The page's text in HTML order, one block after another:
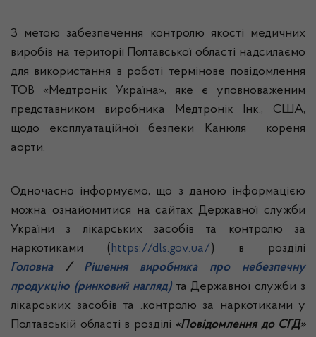
З метою забезпечення контролю якості медичних
виробів на території Полтавської області надсилаємо
для використання в роботі термінове повідомлення
ТОВ «Медтронік Україна», яке є уповноваженим
представником виробника Медтронік Інк., США,
щодо експлуатаційної безпеки Канюля кореня
аорти.
Одночасно інформуємо, що з даною інформацією
можна ознайомитися на сайтах Державної служби
України з лікарських засобів та контролю за
наркотиками ( https://dls.gov.ua/ ) в розділі
Головна/ Рішення виробника про небезпечну
продукцію (ринковий нагляд) та Державної служби з
лікарських засобів та .контролю за наркотиками у
Полтавській області в розділі «Повідомлення до СГД»